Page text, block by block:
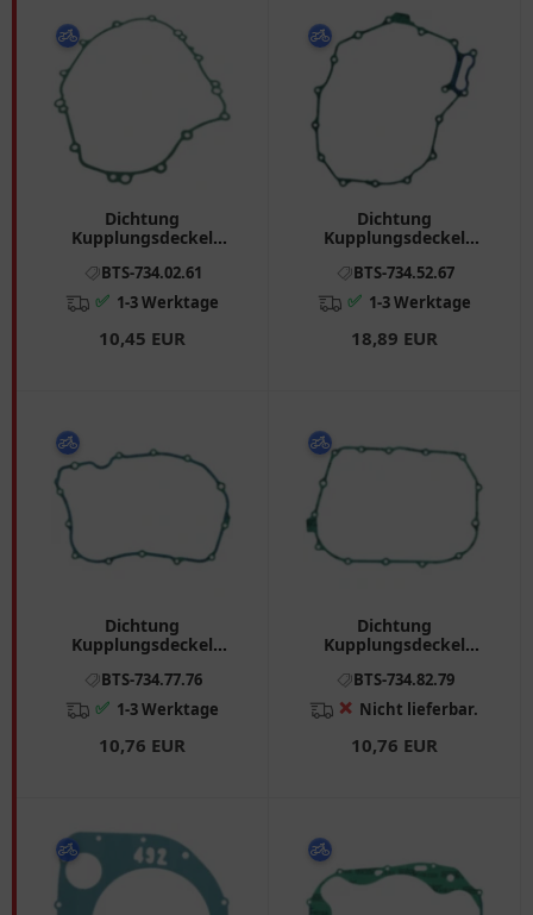
Dichtung
Kupplungsdeckel
Honda CBR 7340261
BTS-734.02.61
✅ 1-3 Werktage
10,45 EUR
Dichtung
Kupplungsdeckel
Honda XL, VTR
BTS-734.52.67
✅ 1-3 Werktage
18,89 EUR
Dichtung
Kupplungsdeckel
Honda CB, CM
BTS-734.77.76
✅ 1-3 Werktage
10,76 EUR
Dichtung
Kupplungsdeckel
Honda NTV, VT
BTS-734.82.79
❌ Nicht lieferbar.
10,76 EUR